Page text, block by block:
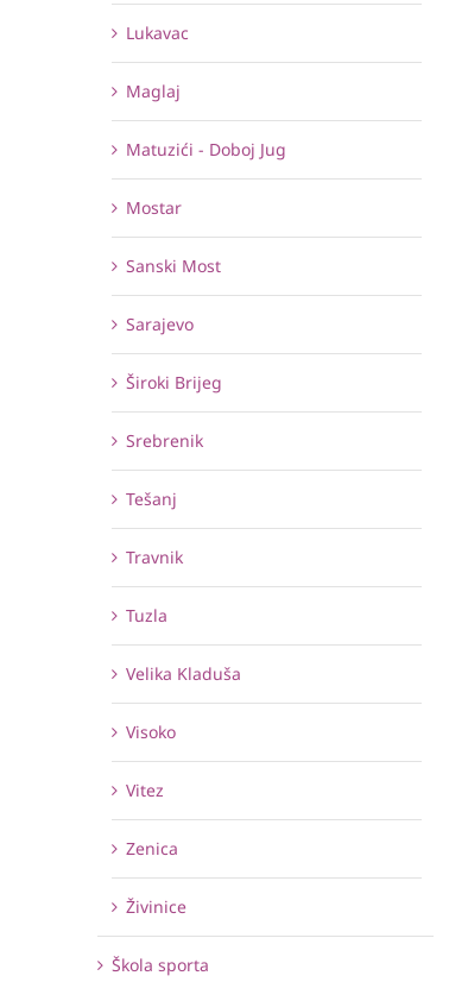
Lukavac
Maglaj
Matuzići - Doboj Jug
Mostar
Sanski Most
Sarajevo
Široki Brijeg
Srebrenik
Tešanj
Travnik
Tuzla
Velika Kladuša
Visoko
Vitez
Zenica
Živinice
Škola sporta